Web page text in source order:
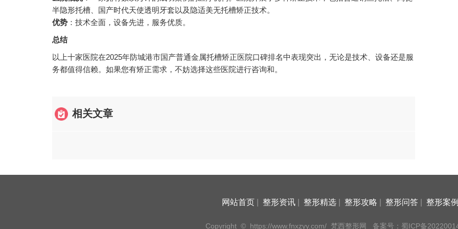
半隐形托槽、国产时代天使透明牙套以及隐适美无托槽矫正技术。
优势 ：技术全面，设备先进，服务优质。
总结
以上十家医院在2025年防城港市国产普通金属托槽矫正医院口碑排名中表现突出，无论是技术、设备还是服
务都值得信赖。如果您有矫正需求，不妨选择这些医院进行咨询和。
相关文章
网站首页 整形资讯 整形精选 整形攻略 整形问答 整形案例
Copyright © https://www.fnxzyy.com/ 梵西整形网 备案号：蜀ICP备